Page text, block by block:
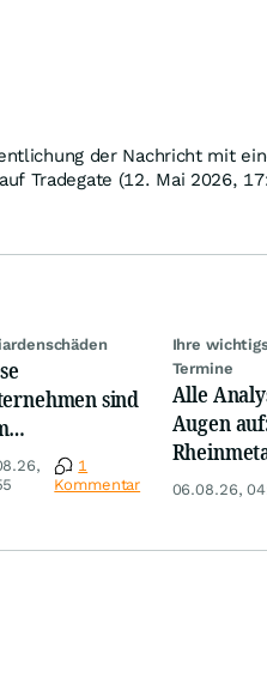
der Nachricht mit
auf Tradegate (12. Mai 2026,
sind
1
Kommentar
Ihre
Termine
Alle
Augen
Deutsche
06.08.26,